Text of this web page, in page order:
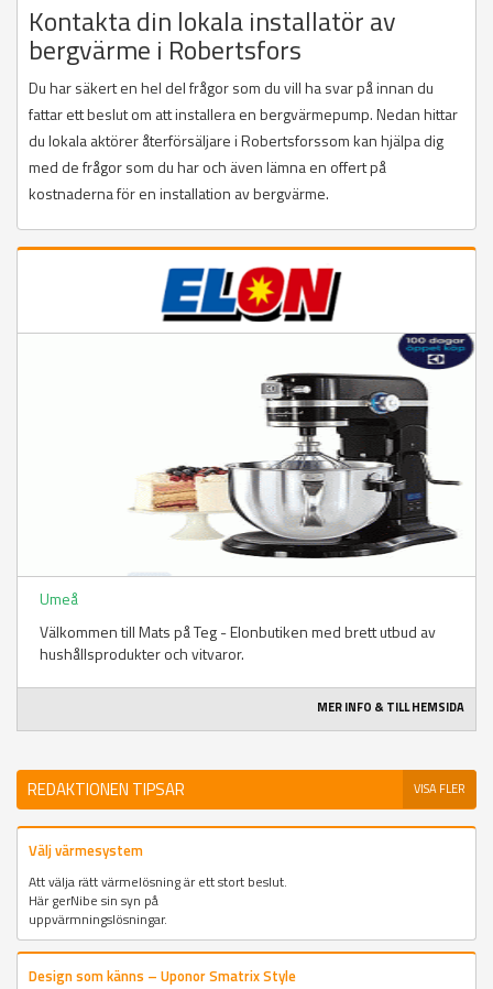
Kontakta din lokala installatör av
bergvärme i Robertsfors
Du har säkert en hel del frågor som du vill ha svar på innan du
fattar ett beslut om att installera en bergvärmepump. Nedan hittar
du lokala aktörer återförsäljare i Robertsforssom kan hjälpa dig
med de frågor som du har och även lämna en offert på
kostnaderna för en installation av bergvärme.
Umeå
Välkommen till Mats på Teg - Elonbutiken med brett utbud av
hushållsprodukter och vitvaror.
MER INFO & TILL HEMSIDA
REDAKTIONEN TIPSAR VISA FLER
Välj värmesystem
Att välja rätt värmelösning är ett stort beslut.
Här gerNibe sin syn på
uppvärmningslösningar.
Design som känns – Uponor Smatrix Style